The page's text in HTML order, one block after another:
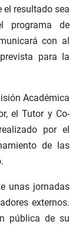
el resultado sea
programa de
con al
para la
Académica
el Tutor y Co-
por el
de las
unas jornadas
externos.
pública de su